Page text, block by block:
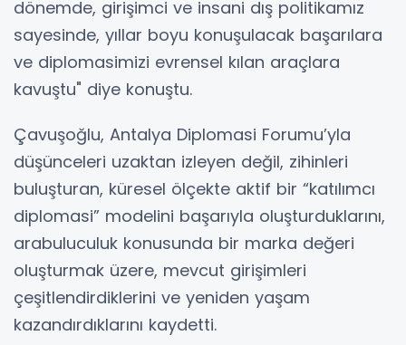
dönemde, girişimci ve insani dış politikamız
sayesinde, yıllar boyu konuşulacak başarılara
ve diplomasimizi evrensel kılan araçlara
kavuştu" diye konuştu.
Çavuşoğlu, Antalya Diplomasi Forumu’yla
düşünceleri uzaktan izleyen değil, zihinleri
buluşturan, küresel ölçekte aktif bir “katılımcı
diplomasi” modelini başarıyla oluşturduklarını,
arabuluculuk konusunda bir marka değeri
oluşturmak üzere, mevcut girişimleri
çeşitlendirdiklerini ve yeniden yaşam
kazandırdıklarını kaydetti.